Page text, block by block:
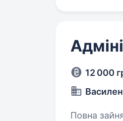
12 000
Повна зайнятість.